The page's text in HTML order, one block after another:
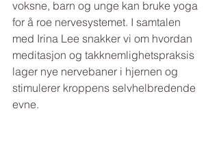
voksne, barn og unge kan bruke yoga
for å roe nervesystemet. I samtalen
med Irina Lee snakker vi om hvordan
meditasjon og takknemlighetspraksis
lager nye nervebaner i hjernen og
stimulerer kroppens selvhelbredende
evne.